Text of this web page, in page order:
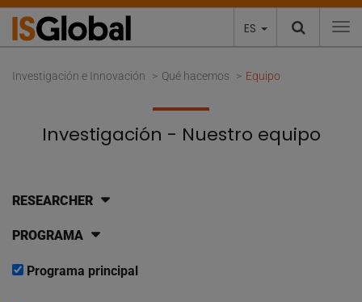
ES
Investigación e Innovación Qué hacemos Equipo
Investigación - Nuestro equipo
RESEARCHER
PROGRAMA
Programa principal